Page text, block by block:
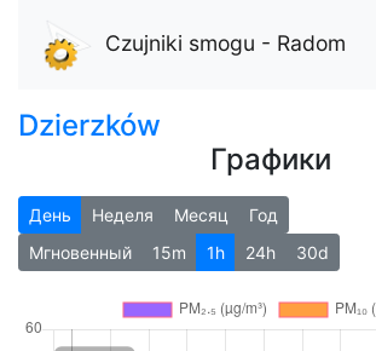
Czujniki smogu - Radom
Dzierzków
Графики
День Неделя Месяц
Год
Мгновенный
15m 1h 24h 30d